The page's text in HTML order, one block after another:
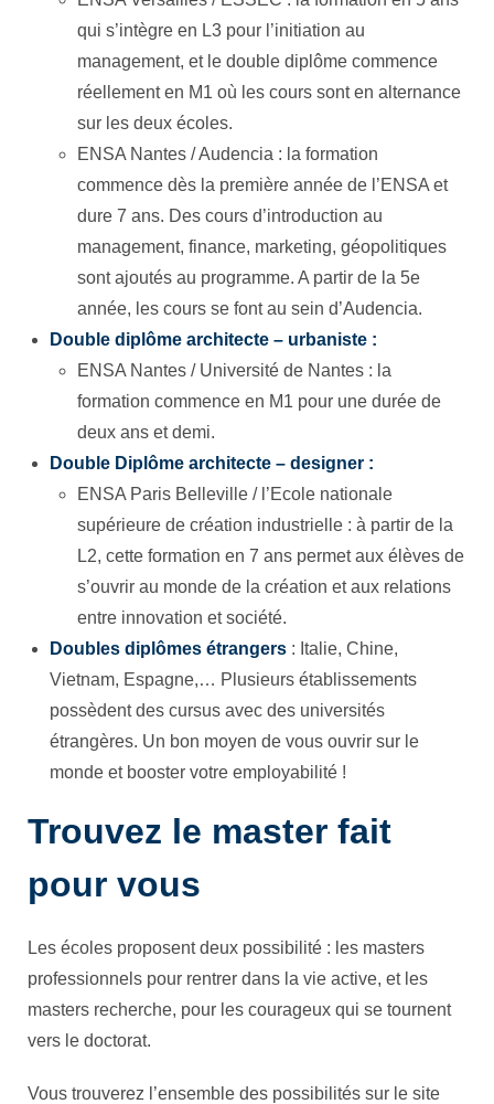
qui s’intègre en L3 pour l’initiation au
management, et le double diplôme commence
réellement en M1 où les cours sont en alternance
sur les deux écoles.
ENSA Nantes / Audencia : la formation
commence dès la première année de l’ENSA et
dure 7 ans. Des cours d’introduction au
management, finance, marketing, géopolitiques
sont ajoutés au programme. A partir de la 5e
année, les cours se font au sein d’Audencia.
Double diplôme architecte – urbaniste :
ENSA Nantes / Université de Nantes : la
formation commence en M1 pour une durée de
deux ans et demi.
Double Diplôme architecte – designer :
ENSA Paris Belleville / l’Ecole nationale
supérieure de création industrielle : à partir de la
L2, cette formation en 7 ans permet aux élèves de
s’ouvrir au monde de la création et aux relations
entre innovation et société.
Doubles diplômes étrangers : Italie, Chine,
Vietnam, Espagne,… Plusieurs établissements
possèdent des cursus avec des universités
étrangères. Un bon moyen de vous ouvrir sur le
monde et booster votre employabilité !
Trouvez le master fait
pour vous
Les écoles proposent deux possibilité : les masters
professionnels pour rentrer dans la vie active, et les
masters recherche, pour les courageux qui se tournent
vers le doctorat.
Vous trouverez l’ensemble des possibilités sur le site